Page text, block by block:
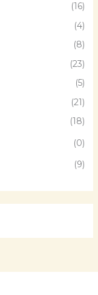
(16)
(4)
(8)
(23)
(5)
(21)
(18)
(0)
(9)